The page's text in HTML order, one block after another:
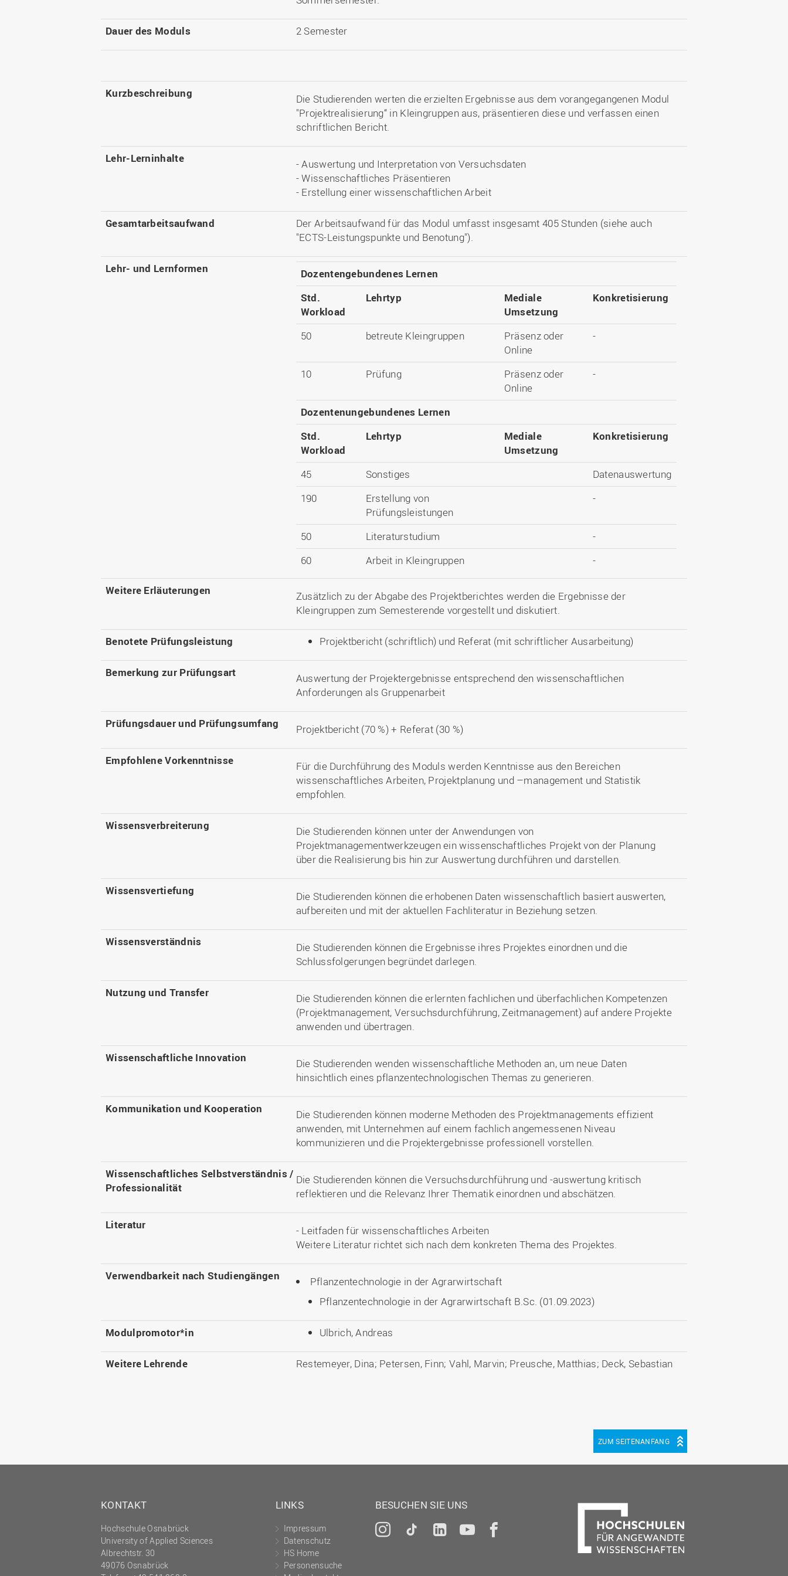
Dauer des Moduls 2 Semester
Kurzbeschreibung
Die Studierenden werten die erzielten Ergebnisse aus dem vorangegangenen Modul
"Projektrealisierung“ in Kleingruppen aus, präsentieren diese und verfassen einen
schriftlichen Bericht.
Lehr-Lerninhalte
- Auswertung und Interpretation von Versuchsdaten
- Wissenschaftliches Präsentieren
- Erstellung einer wissenschaftlichen Arbeit
Gesamtarbeitsaufwand
Der Arbeitsaufwand für das Modul umfasst insgesamt 405 Stunden (siehe auch
"ECTS-Leistungspunkte und Benotung").
Lehr- und Lernformen
Dozentengebundenes Lernen
Std.
Workload
Lehrtyp
Mediale
Umsetzung
Konkretisierung
50 betreute Kleingruppen
Präsenz oder
Online
-
10 Prüfung
Präsenz oder
Online
-
Dozentenungebundenes Lernen
Std.
Workload
Lehrtyp
Mediale
Umsetzung
Konkretisierung
45 Sonstiges
Datenauswertung
190
Erstellung von
Prüfungsleistungen
-
50 Literaturstudium
-
60
Arbeit in Kleingruppen -
Weitere Erläuterungen
Zusätzlich zu der Abgabe des Projektberichtes werden die Ergebnisse der
Kleingruppen zum Semesterende vorgestellt und diskutiert.
Benotete Prüfungsleistung Projektbericht (schriftlich) und Referat (mit schriftlicher Ausarbeitung)
Bemerkung zur Prüfungsart
Auswertung der Projektergebnisse entsprechend den wissenschaftlichen
Anforderungen als Gruppenarbeit
Prüfungsdauer und Prüfungsumfang Projektbericht (70 %) + Referat (30 %)
Empfohlene Vorkenntnisse
Für die Durchführung des Moduls werden Kenntnisse aus den Bereichen
wissenschaftliches Arbeiten, Projektplanung und –management und Statistik
empfohlen.
Wissensverbreiterung
Die Studierenden können unter der Anwendungen von
Projektmanagementwerkzeugen ein wissenschaftliches Projekt von der Planung
über die Realisierung bis hin zur Auswertung durchführen und darstellen.
Wissensvertiefung
Die Studierenden können die erhobenen Daten wissenschaftlich basiert auswerten,
aufbereiten und mit der aktuellen Fachliteratur in Beziehung setzen.
Wissensverständnis
Die Studierenden können die Ergebnisse ihres Projektes einordnen und die
Schlussfolgerungen begründet darlegen.
Nutzung und Transfer
Die Studierenden können die erlernten fachlichen und überfachlichen Kompetenzen
(Projektmanagement, Versuchsdurchführung, Zeitmanagement) auf andere Projekte
anwenden und übertragen.
Wissenschaftliche Innovation
Die Studierenden wenden wissenschaftliche Methoden an, um neue Daten
hinsichtlich eines pflanzentechnologischen Themas zu generieren.
Kommunikation und Kooperation
Die Studierenden können moderne Methoden des Projektmanagements effizient
anwenden, mit Unternehmen auf einem fachlich angemessenen Niveau
kommunizieren und die Projektergebnisse professionell vorstellen.
Wissenschaftliches Selbstverständnis /
Professionalität
Die Studierenden können die Versuchsdurchführung und -auswertung kritisch
reflektieren und die Relevanz Ihrer Thematik einordnen und abschätzen.
Literatur
- Leitfaden für wissenschaftliches Arbeiten
Weitere Literatur richtet sich nach dem konkreten Thema des Projektes.
Verwendbarkeit nach Studiengängen
Pflanzentechnologie in der Agrarwirtschaft
Pflanzentechnologie in der Agrarwirtschaft B.Sc. (01.09.2023)
Modulpromotor*in Ulbrich, Andreas
Weitere Lehrende Restemeyer, Dina; Petersen, Finn; Vahl, Marvin; Preusche, Matthias; Deck, Sebastian
ZUM SEITENANFANG
KONTAKT
Hochschule Osnabrück
University of Applied Sciences
Albrechtstr. 30
49076 Osnabrück
LINKS
Impressum
Datenschutz
HS Home
Personensuche
BESUCHEN SIE UNS
Instagram
TiktokLinkedInYouTube